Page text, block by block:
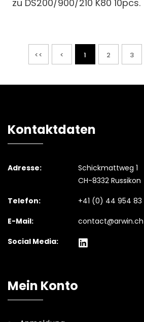
zu DS200/900/210 K80 10pcs.
<< < 1 2 3
Kontaktdaten
Adresse:
Schickmattweg 1
CH-8332 Russikon
Telefon:
+41 (0) 44 954 83
E-Mail:
contact@arwin.ch
Social Media:
Mein Konto